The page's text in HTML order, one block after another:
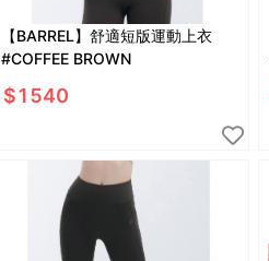
【BARREL】舒適短版運動上衣
#COFFEE BROWN
$1540